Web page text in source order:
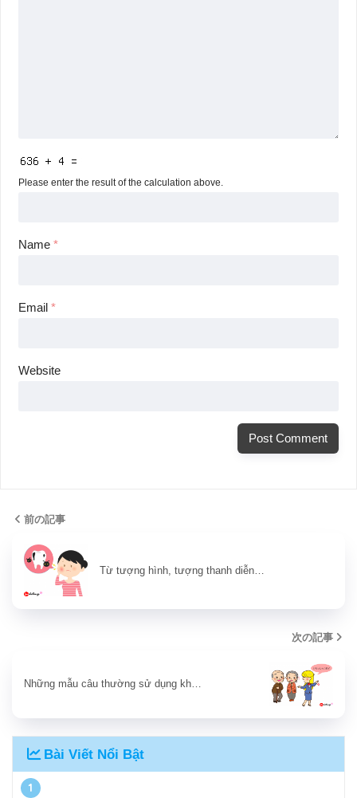
Please enter the result of the calculation above.
Name*
Email*
Website
前の記事
Từ tượng hình, tượng thanh diễn…
次の記事
Những mẫu câu thường sử dụng kh…
Bài Viết Nổi Bật
1